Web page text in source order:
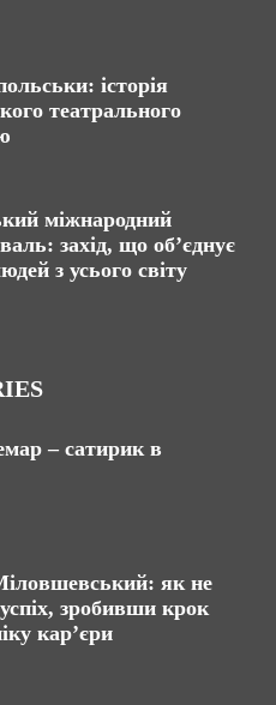
історія
театрального
міжнародний
захід, що об’єднує
з усього світу
– сатирик в
як не
зробивши крок
кар’єри